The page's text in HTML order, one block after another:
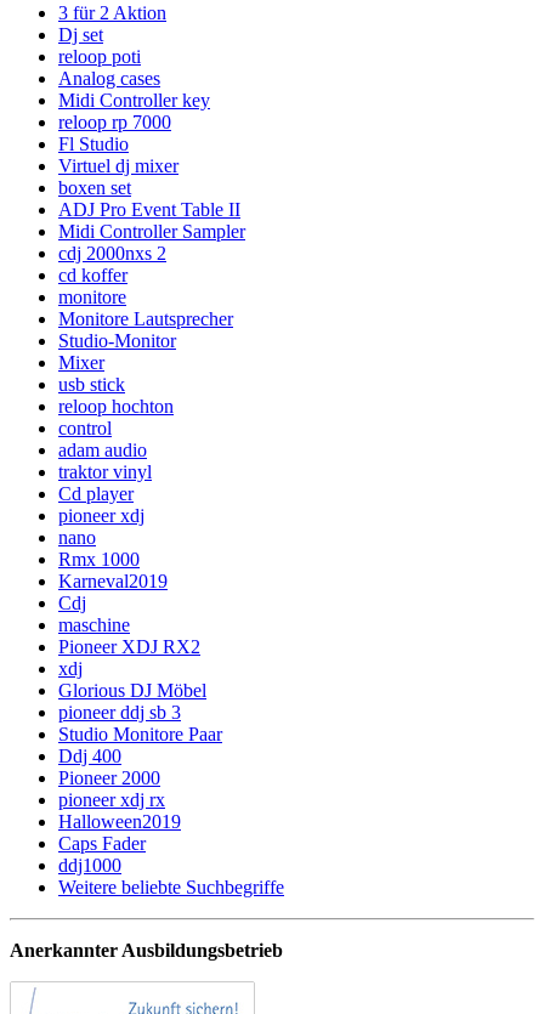
3 für 2 Aktion
Dj set
reloop poti
Analog cases
Midi Controller key
reloop rp 7000
Fl Studio
Virtuel dj mixer
boxen set
ADJ Pro Event Table II
Midi Controller Sampler
cdj 2000nxs 2
cd koffer
monitore
Monitore Lautsprecher
Studio-Monitor
Mixer
usb stick
reloop hochton
control
adam audio
traktor vinyl
Cd player
pioneer xdj
nano
Rmx 1000
Karneval2019
Cdj
maschine
Pioneer XDJ RX2
xdj
Glorious DJ Möbel
pioneer ddj sb 3
Studio Monitore Paar
Ddj 400
Pioneer 2000
pioneer xdj rx
Halloween2019
Caps Fader
ddj1000
Weitere beliebte Suchbegriffe
Anerkannter Ausbildungsbetrieb